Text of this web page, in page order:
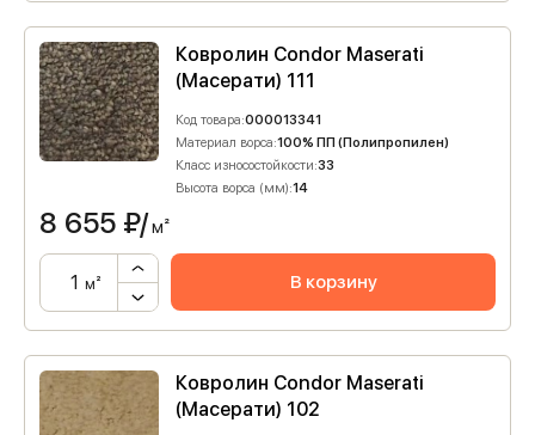
Ковролин Condor Maserati
(Масерати) 111
Код товара:000013341
Материал ворса:100% ПП (Полипропилен)
Класс износостойкости:33
Высота ворса (мм):14
8 655 ₽/м²
м² В корзину
Ковролин Condor Maserati
(Масерати) 102